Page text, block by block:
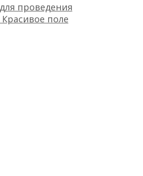
проведения
поле